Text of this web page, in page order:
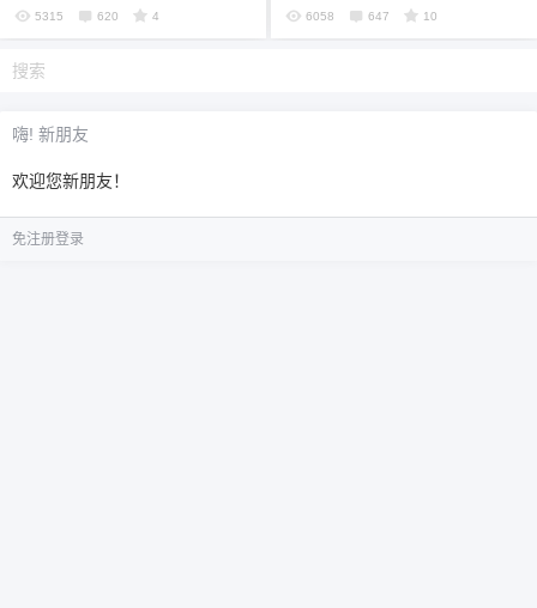
5315 620 4 6058 647 10
嗨! 新朋友
欢迎您新朋友！
免注册登录
您没有权限发布内容，请购买会员或者提升权